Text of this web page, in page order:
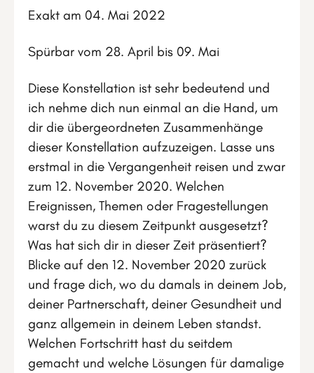
Exakt am 04. Mai 2022
Spürbar vom 28. April bis 09. Mai
Diese Konstellation ist sehr bedeutend und
ich nehme dich nun einmal an die Hand, um
dir die übergeordneten Zusammenhänge
dieser Konstellation aufzuzeigen. Lasse uns
erstmal in die Vergangenheit reisen und zwar
zum 12. November 2020. Welchen
Ereignissen, Themen oder Fragestellungen
warst du zu diesem Zeitpunkt ausgesetzt?
Was hat sich dir in dieser Zeit präsentiert?
Blicke auf den 12. November 2020 zurück
und frage dich, wo du damals in deinem Job,
deiner Partnerschaft, deiner Gesundheit und
ganz allgemein in deinem Leben standst.
Welchen Fortschritt hast du seitdem
gemacht und welche Lösungen für damalige